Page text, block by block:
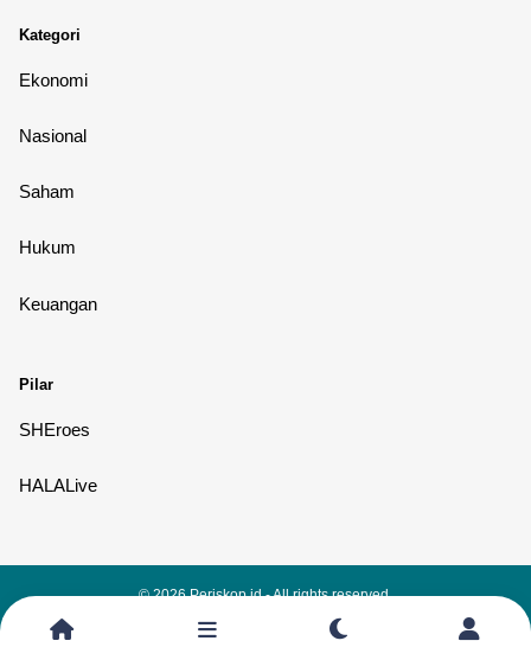
Kategori
Ekonomi
Nasional
Saham
Hukum
Keuangan
Pilar
SHEroes
HALALive
© 2026Periskop.id- All rights reserved.